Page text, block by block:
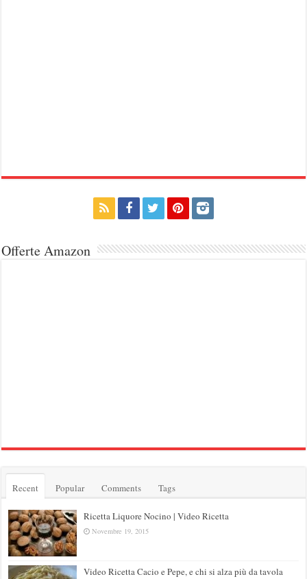
Offerte Amazon
Recent Popular Comments Tags
Ricetta Liquore Nocino | Video Ricetta
Novembre 19, 2015
Video Ricetta Cacio e Pepe, e chi si alza più da tavola